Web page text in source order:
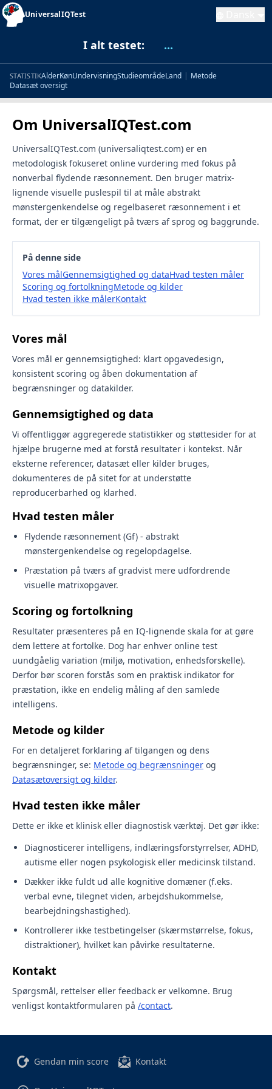
UniversalIQTest
I alt testet: ...
STATISTIKAlderKønUndervisningStudieområdeLand | Metode
Datasæt oversigt
Om UniversalIQTest.com
UniversalIQTest.com (universaliqtest.com) er en
metodologisk fokuseret online vurdering med fokus på
nonverbal flydende ræsonnement. Den bruger matrix-
lignende visuelle puslespil til at måle abstrakt
mønstergenkendelse og regelbaseret ræsonnement i et
format, der er tilgængeligt på tværs af sprog og baggrunde.
På denne side
Vores målGennemsigtighed og dataHvad testen måler
Scoring og fortolkningMetode og kilder
Hvad testen ikke målerKontakt
Vores mål
Vores mål er gennemsigtighed: klart opgavedesign,
konsistent scoring og åben dokumentation af
begrænsninger og datakilder.
Gennemsigtighed og data
Vi offentliggør aggregerede statistikker og støttesider for at
hjælpe brugerne med at forstå resultater i kontekst. Når
eksterne referencer, datasæt eller kilder bruges,
dokumenteres de på sitet for at understøtte
reproducerbarhed og klarhed.
Hvad testen måler
Flydende ræsonnement (Gf) - abstrakt
mønstergenkendelse og regelopdagelse.
Præstation på tværs af gradvist mere udfordrende
visuelle matrixopgaver.
Scoring og fortolkning
Resultater præsenteres på en IQ-lignende skala for at gøre
dem lettere at fortolke. Dog har enhver online test
uundgåelig variation (miljø, motivation, enhedsforskelle).
Derfor bør scoren forstås som en praktisk indikator for
præstation, ikke en endelig måling af den samlede
intelligens.
Metode og kilder
For en detaljeret forklaring af tilgangen og dens
begrænsninger, se: Metode og begrænsninger og
Datasætoversigt og kilder.
Hvad testen ikke måler
Dette er ikke et klinisk eller diagnostisk værktøj. Det gør ikke:
Diagnosticerer intelligens, indlæringsforstyrrelser, ADHD,
autisme eller nogen psykologisk eller medicinsk tilstand.
Dækker ikke fuldt ud alle kognitive domæner (f.eks.
verbal evne, tilegnet viden, arbejdshukommelse,
bearbejdningshastighed).
Kontrollerer ikke testbetingelser (skærmstørrelse, fokus,
distraktioner), hvilket kan påvirke resultaterne.
Kontakt
Spørgsmål, rettelser eller feedback er velkomne. Brug
venligst kontaktformularen på /contact.
Gendan min score Kontakt